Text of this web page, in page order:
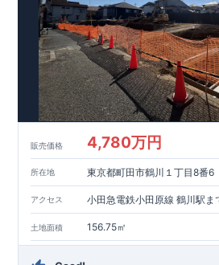
評価委員が建設中に3回、竣工時に1回
す。構造の安定、劣化の軽減、維持管
エネルギー消費量（断熱等性能）の必須
高等級取得！ ■ 耐震等級3 もっと詳
は、国が定めた耐震最高等級3を取得。
た、｢数百年に一度発生する地震に対
という基準から、さらに1.5倍の耐震力
風等級2 災害時の損傷の受けにくさを評
1.2倍の暴風に対しても損傷を生じない
取得しています。 ■自社一貫体制も
地の仕入れ、設計、施工、販売、メン
プロセスに携わっています。 ■ アフ
快適に暮らすことができる住
維持するには、定期的な点検を実施す
60年間の保証制度がございます。もち
当社こだわりの空間アイディアをショ
ご紹介しています。ここをクリック
販売価格 4,780万円
所在地 東京都町田市鶴川１丁目8番6
アクセス 小田急電鉄小田原線 鶴川駅ま
土地面積 156.75㎡